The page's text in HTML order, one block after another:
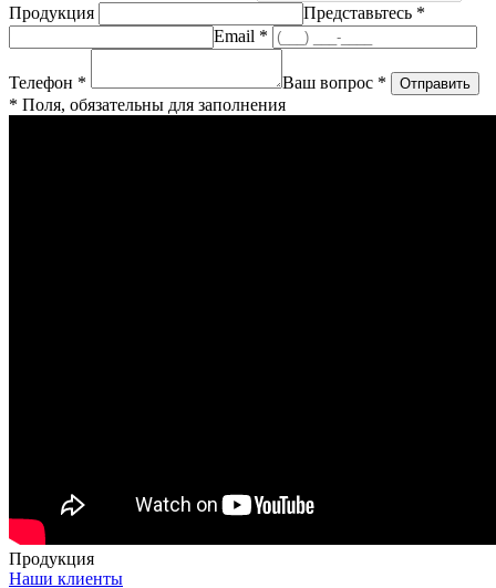
Продукция
Представьтесь *
Email *
Телефон *
Ваш вопрос *
* Поля, обязательны для заполнения
Продукция
Наши клиенты